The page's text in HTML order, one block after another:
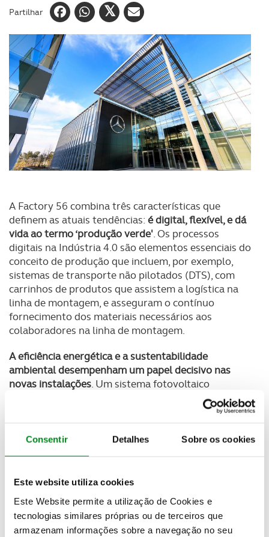
Consentir Detalhes Sobre os cookies
Este website utiliza cookies
Este Website permite a utilização de Cookies e
tecnologias similares próprias ou de terceiros que
armazenam informações sobre a navegação no seu
Partilhar
A Factory 56 combina três características que
definem as atuais tendências: é digital, flexível, e dá
vida ao termo ‘produção verde'. Os processos
digitais na Indústria 4.0 são elementos essenciais do
conceito de produção que incluem, por exemplo,
sistemas de transporte não pilotados (DTS), com
carrinhos de produtos que assistem a logística na
linha de montagem, e asseguram o contínuo
fornecimento dos materiais necessários aos
colaboradores na linha de montagem.
A eficiência energética e a sustentabilidade
ambiental desempenham um papel decisivo nas
novas instalações. Um sistema fotovoltaico
instalado no teto produz eletricidade "verde" e
permite uma redução anual da energia consumida a
partir da rede elétrica em cerca de 5,000 MWh. As
emissões de CO2
na Factory 56 serão reduzidas em
cerca de 75% comparativamente à produção atual
translúcida e aberta das instalações na linha de
para os colaboradores durante o dia. Além disso é
possível regular a temperatura das instalações até